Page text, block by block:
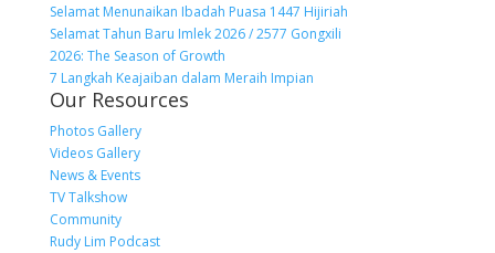
Selamat Menunaikan Ibadah Puasa 1447 Hijiriah
Selamat Tahun Baru Imlek 2026 / 2577 Gongxili
2026: The Season of Growth
7 Langkah Keajaiban dalam Meraih Impian
Our Resources
Photos Gallery
Videos Gallery
News & Events
TV Talkshow
Community
Rudy Lim Podcast